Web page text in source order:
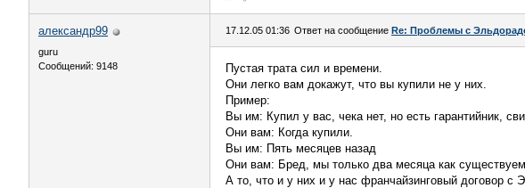
александр99
guru
Сообщений: 9148
17.12.05 01:36 Ответ на сообщение Re: Проблемы с
Пустая трата сил и времени.
Они легко вам докажут, что вы купили не у них.
Пример:
Вы им: Купил у вас, чека нет, но есть гарантийник,
Они вам: Когда купили.
Вы им: Пять месяцев назад
Они вам: Бред, мы только два месяца как
А то, что и у них и у нас франчайзинговый договор